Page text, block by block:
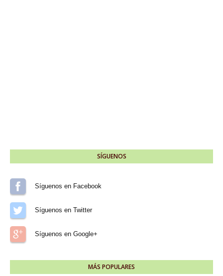
SÍGUENOS
Síguenos en Facebook
Síguenos en Twitter
Síguenos en Google+
MÁS POPULARES